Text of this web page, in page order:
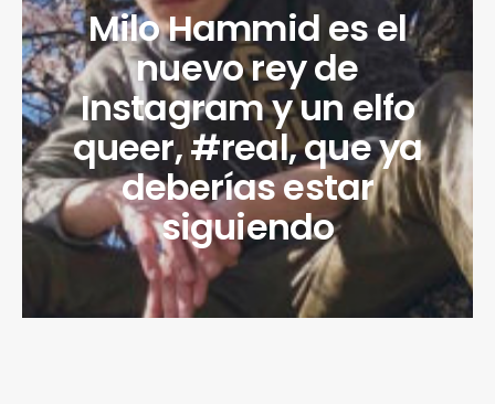
Milo Hammid es el
nuevo rey de
Instagram y un elfo
queer, #real, que ya
deberías estar
siguiendo